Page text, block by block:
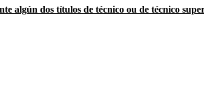
algún dos títulos de técnico ou de técnico